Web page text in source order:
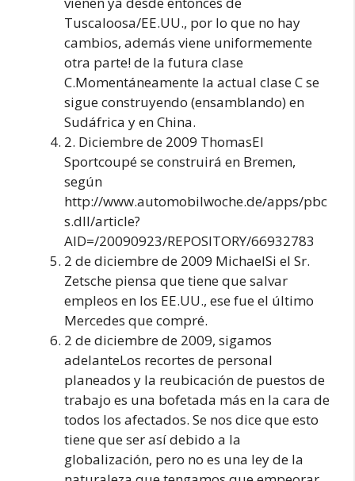
Tuscaloosa/EE.UU., por lo que no hay
cambios, además viene uniformemente
otra parte! de la futura clase
C.Momentáneamente la actual clase C se
sigue construyendo (ensamblando) en
Sudáfrica y en China.
2. Diciembre de 2009 ThomasEl
Sportcoupé se construirá en Bremen,
según
http://www.automobilwoche.de/apps/pbc
s.dll/article?
AID=/20090923/REPOSITORY/66932783
2 de diciembre de 2009 MichaelSi el Sr.
Zetsche piensa que tiene que salvar
empleos en los EE.UU., ese fue el último
Mercedes que compré.
2 de diciembre de 2009, sigamos
adelanteLos recortes de personal
planeados y la reubicación de puestos de
trabajo es una bofetada más en la cara de
todos los afectados. Se nos dice que esto
tiene que ser así debido a la
globalización, pero no es una ley de la